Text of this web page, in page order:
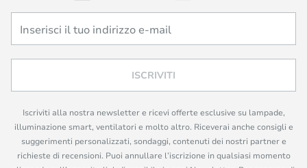
ISCRIVITI
Iscriviti alla nostra newsletter e ricevi offerte esclusive su lampade,
illuminazione smart, ventilatori e molto altro. Riceverai anche consigli e
suggerimenti personalizzati, sondaggi, contenuti dei nostri partner e
richieste di recensioni. Puoi annullare l’iscrizione in qualsiasi momento